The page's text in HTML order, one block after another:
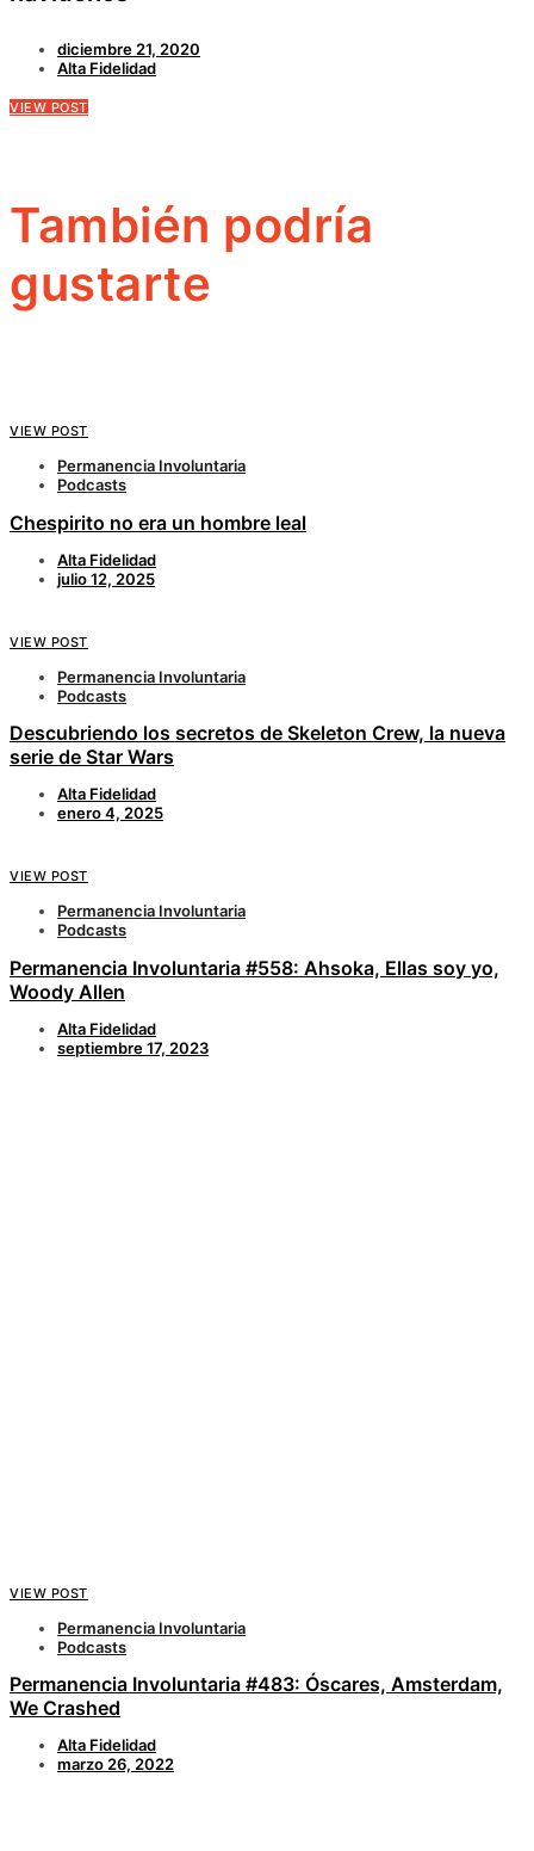
diciembre 21, 2020
Alta Fidelidad
VIEW POST
También podría
gustarte
VIEW POST
Permanencia Involuntaria
Podcasts
Chespirito no era un hombre leal
Alta Fidelidad
julio 12, 2025
VIEW POST
Permanencia Involuntaria
Podcasts
Descubriendo los secretos de Skeleton Crew, la nueva
serie de Star Wars
Alta Fidelidad
enero 4, 2025
VIEW POST
Permanencia Involuntaria
Podcasts
Permanencia Involuntaria #558: Ahsoka, Ellas soy yo,
Woody Allen
Alta Fidelidad
septiembre 17, 2023
VIEW POST
Permanencia Involuntaria
Podcasts
Permanencia Involuntaria #483: Óscares, Amsterdam,
We Crashed
Alta Fidelidad
marzo 26, 2022